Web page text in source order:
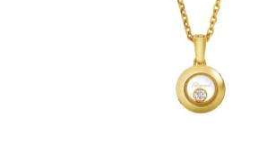
ROLEX CERTIFIED PRE-OWNED